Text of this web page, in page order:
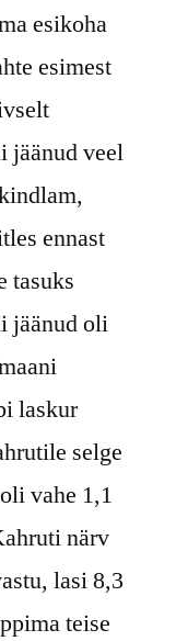
esikoha
esimest
jäänud veel
ennast
tasuks
jäänud oli
laskur
selge
vahe 1,1
närv
lasi 8,3
teise